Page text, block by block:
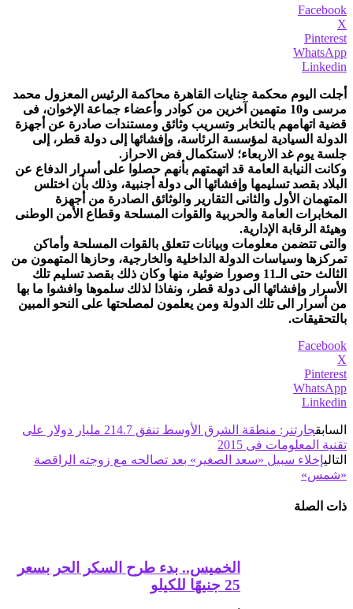
Facebook
X
Pinterest
WhatsApp
Linkedin
أجلت اليوم محكمة جنايات القاهرة محاكمة الرئيس المعزول محمد
مرسى و10 متهمين آخرين من كوادر وأعضاء جماعة الإخوان، فى
قضية اتهامهم بالتخابر وتسريب وثائق ومستندات صادرة عن أجهزة
الدولة السيادية لمؤسسة الرئاسة، وإفشائها إلى دولة قطر، إلى
جلسة يوم غد الاربعاء؛ لاستكمال فض الاحراز.
وكانت النيابة العامة قد اتهمتهم بأنهم حصلوا على أسرار الدفاع عن
البلاد بقصد تسليمها وإفشائها الى دولة أجنبية، وذلك بأن اختلس
المتهمان الأول والثانى التقارير والوثائق الصادرة من أجهزة
المخابرات العامة والحربية والقوات المسلحة وقطاع الأمن الوطنى
وهيئة الرقابة الإدارية.
والتى تتضمن معلومات وبيانات تتعلق بالقوات المسلحة وأماكن
تمركزها وسياسات الدولة الداخلية والخارجية، وحازها المتهمون من
الثالث حتى الـ11 وصورا ضوئية منها وكان ذلك بقصد تسليم تلك
الأسرار وإفشائها الى دولة قطر، ونفاذا لذلك سلموها وافشوا ما بها
من أسرار الى تلك الدولة ومن يعلمون لمصلحتها على النحو المبين
بالتحقيقات.
Facebook
X
Pinterest
WhatsApp
Linkedin
السابق
جارتنر: منطقة الشرق الأوسط تنفق 214.7 مليار دولار على
تقنية المعلومات فى 2015
التاليإخلاء سبيل «سعد الصغير» بعد تصالحه مع زوجته الراقصة
«شمس»
ذات الصلة
الخميس.. بدء طرح السكر الحر بسعر
25 جنيهًا للكيلو